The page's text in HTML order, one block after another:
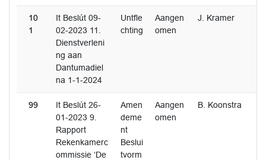
10
1
It Beslút 09-
02-2023 11.
Dienstverleni
ng aan
Dantumadiel
na 1-1-2024
Untfle
chting
Aangen
omen
J. Kramer
99
It Beslút 26-
01-2023 9.
Rapport
Rekenkamerc
ommissie ‘De
Amen
deme
nt
Beslui
tvorm
Aangen
omen
B. Koonstra